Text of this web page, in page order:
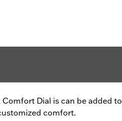
Comfort Dial is can be added to
comfort.